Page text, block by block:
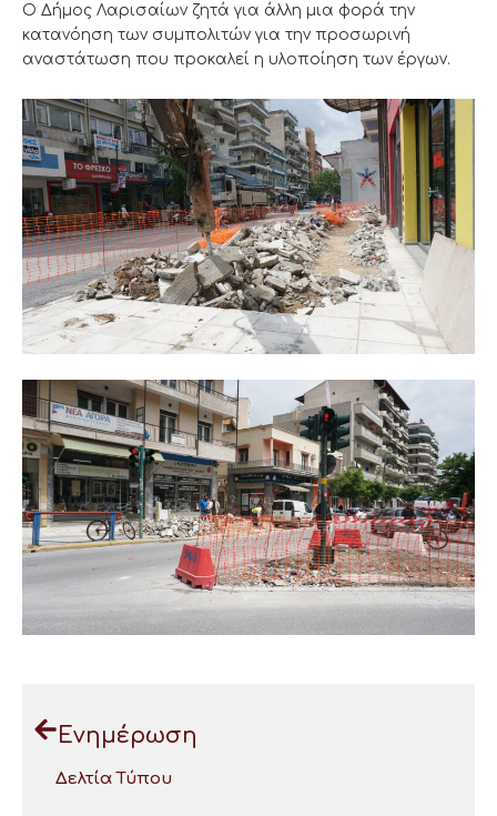
Ο Δήμος Λαρισαίων ζητά για άλλη μια φορά την
κατανόηση των συμπολιτών για την προσωρινή
αναστάτωση που προκαλεί η υλοποίηση των έργων.
Ενημέρωση
Δελτία Τύπου